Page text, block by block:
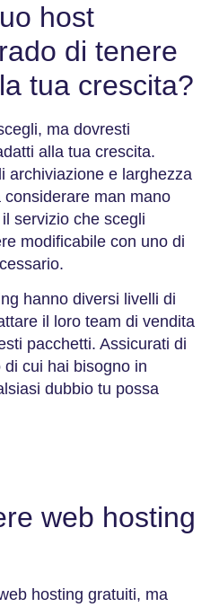
host
di tenere
tua crescita?
ma dovresti
alla tua crescita.
archiviazione e larghezza
man mano
servizio che scegli
modificabile con uno di
hanno diversi livelli di
il loro team di vendita
pacchetti. Assicurati di
cui hai bisogno in
dubbio tu possa
web hosting
hosting gratuiti, ma